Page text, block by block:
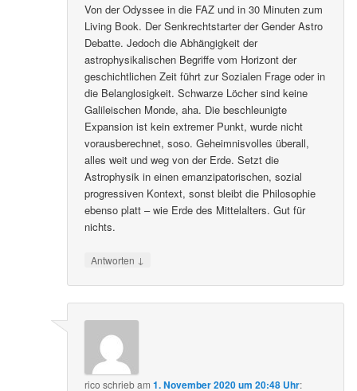
Von der Odyssee in die FAZ und in 30 Minuten zum
Living Book. Der Senkrechtstarter der Gender Astro
Debatte. Jedoch die Abhängigkeit der
astrophysikalischen Begriffe vom Horizont der
geschichtlichen Zeit führt zur Sozialen Frage oder in
die Belanglosigkeit. Schwarze Löcher sind keine
Galileischen Monde, aha. Die beschleunigte
Expansion ist kein extremer Punkt, wurde nicht
vorausberechnet, soso. Geheimnisvolles überall,
alles weit und weg von der Erde. Setzt die
Astrophysik in einen emanzipatorischen, sozial
progressiven Kontext, sonst bleibt die Philosophie
ebenso platt – wie Erde des Mittelalters. Gut für
nichts.
Antworten ↓
rico schriebam1. November 2020 um 20:48 Uhr: